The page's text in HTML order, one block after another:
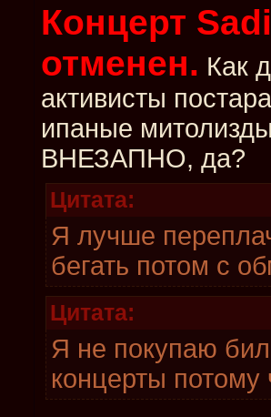
Концерт
отменен. Как
активисты
ипаные
ВНЕЗАПНО, да?
Цитата:
Я лучше
бегать потом с
Цитата:
Я не покупаю
концерты